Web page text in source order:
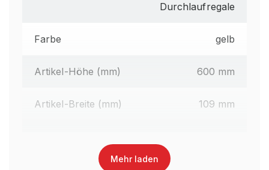
Durchlaufregale
Farbe gelb
Artikel-Höhe (mm) 600 mm
Artikel-Breite (mm) 109 mm
Mehr laden